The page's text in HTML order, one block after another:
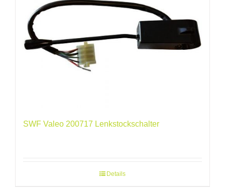
SWF Valeo 200717 Lenkstockschalter
Details